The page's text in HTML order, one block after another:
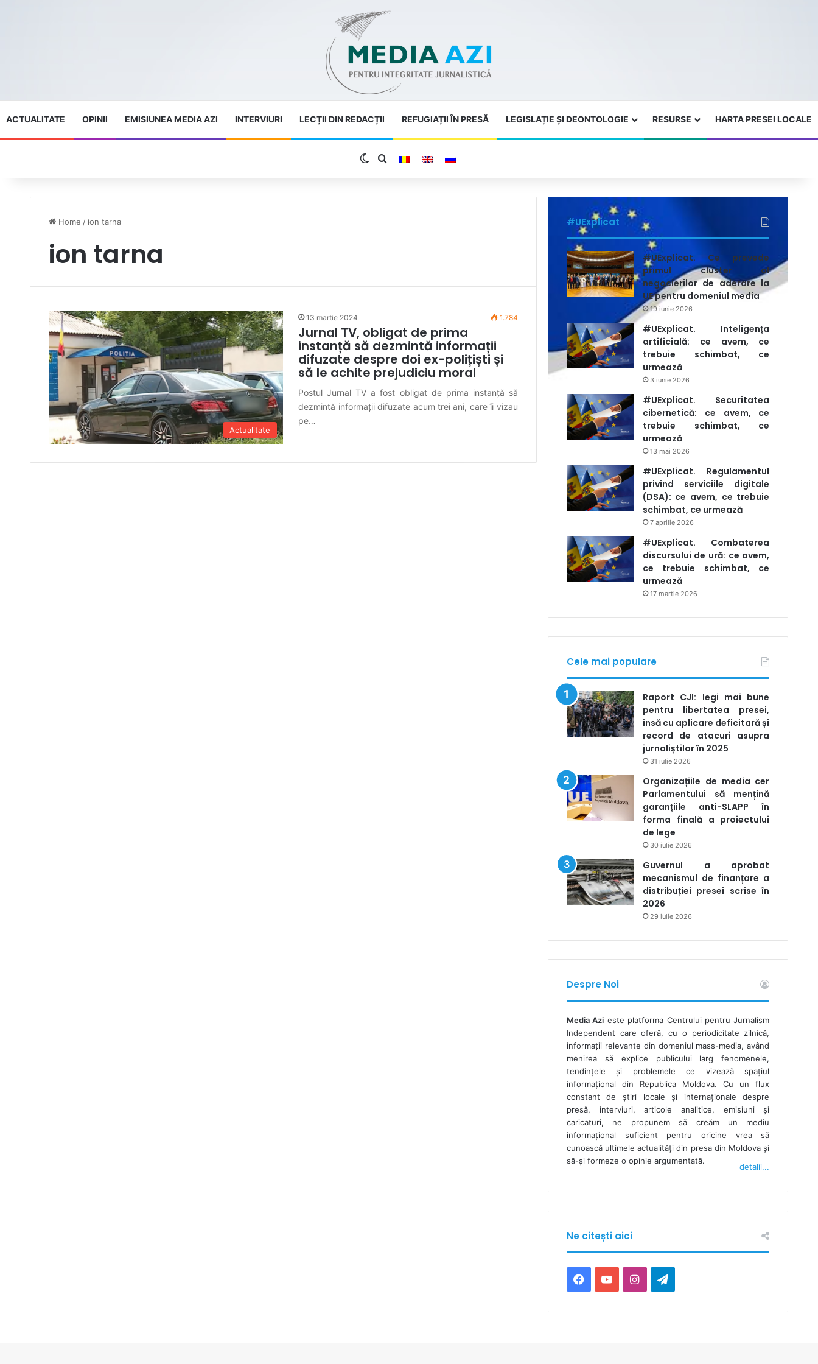
ACTUALITATE OPINII EMISIUNEA MEDIA AZI INTERVIURI LECȚII DIN REDACȚII REFUGIAȚII ÎN PRESĂ LEGISLAȚIE ȘI DEONTOLOGIE RESURSE HARTA PRESEI LOCALE
Switch skin
Search for
Home / ion tarna
ion tarna
Actualitate
13 martie 2024 1.784
Jurnal TV, obligat de prima
instanță să dezmintă informații
difuzate despre doi ex-polițiști și
să le achite prejudiciu moral
Postul Jurnal TV a fost obligat de prima instanță să
dezmintă informații difuzate acum trei ani, care îi vizau
pe…
#UExplicat
#UExplicat. Ce prevede
primul cluster al
negocierilor de aderare la
UE pentru domeniul media
19 iunie 2026
#UExplicat. Inteligența
artificială: ce avem, ce
trebuie schimbat, ce
urmează
3 iunie 2026
#UExplicat. Securitatea
cibernetică: ce avem, ce
trebuie schimbat, ce
urmează
13 mai 2026
#UExplicat. Regulamentul
privind serviciile digitale
(DSA): ce avem, ce trebuie
schimbat, ce urmează
7 aprilie 2026
#UExplicat. Combaterea
discursului de ură: ce avem,
ce trebuie schimbat, ce
urmează
17 martie 2026
Cele mai populare
Raport CJI: legi mai bune
pentru libertatea presei,
însă cu aplicare deficitară și
record de atacuri asupra
jurnaliștilor în 2025
31 iulie 2026
Organizațiile de media cer
Parlamentului să mențină
garanțiile anti-SLAPP în
forma finală a proiectului
de lege
30 iulie 2026
Guvernul a aprobat
mecanismul de finanțare a
distribuției presei scrise în
2026
29 iulie 2026
Despre Noi
Media Azi este platforma Centrului pentru Jurnalism
Independent care oferă, cu o periodicitate zilnică,
informații relevante din domeniul mass-media, având
menirea să explice publicului larg fenomenele,
tendințele și problemele ce vizează spațiul
informațional din Republica Moldova. Cu un flux
constant de ştiri locale şi internaţionale despre
presă, interviuri, articole analitice, emisiuni și
caricaturi, ne propunem să creăm un mediu
informaţional suficient pentru oricine vrea să
cunoască ultimele actualităţi din presa din Moldova şi
să-şi formeze o opinie argumentată.
detalii...
Ne citești aici
F
Y
I
T